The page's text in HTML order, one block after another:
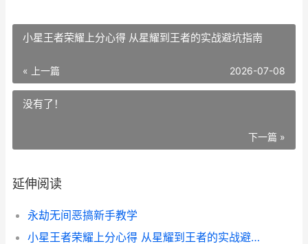
小星王者荣耀上分心得 从星耀到王者的实战避坑指南
« 上一篇 2026-07-08
没有了！
下一篇 »
延伸阅读
永劫无间恶搞新手教学
小星王者荣耀上分心得 从星耀到王者的实战避坑指南